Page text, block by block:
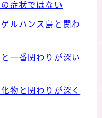
症状ではない
ルハンス島と関わ
一番関わりが深い
物と関わりが深く